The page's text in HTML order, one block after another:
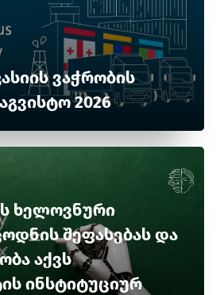
ვაჭრობის
2026
ხელოვნური
შეფასებას და
აქვს
ინსტიტუციურ